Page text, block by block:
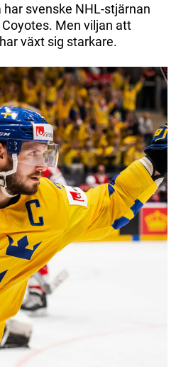
svenske NHL-stjärnan
Men viljan att
växt sig starkare.